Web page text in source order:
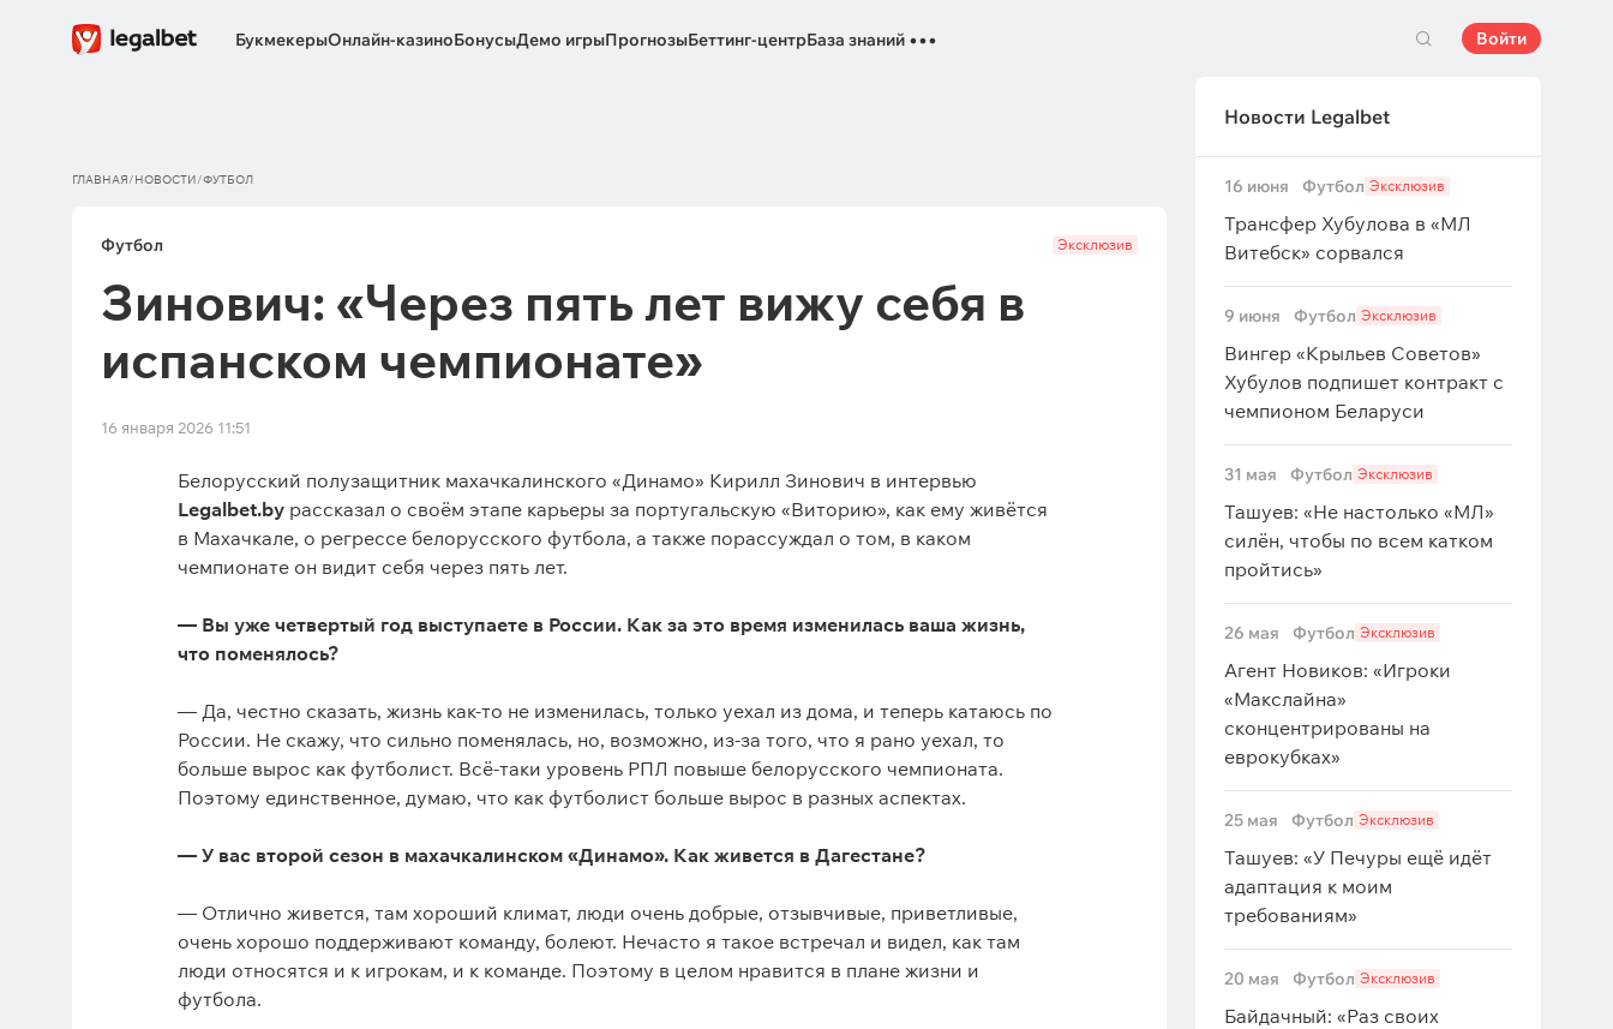
БукмекерыОнлайн-казиноБонусыДемо игрыПрогнозыБеттинг-центрБаза знаний ... Войти
ГЛАВНАЯ/НОВОСТИ/ФУТБОЛ
Футбол Эксклюзив
Зинович: «Через пять лет вижу себя в
испанском чемпионате»
16 января 2026 11:51
Белорусский полузащитник махачкалинского «Динамо» Кирилл Зинович в интервью
Legalbet.by рассказал о своём этапе карьеры за португальскую «Виторию», как ему живётся
в Махачкале, о регрессе белорусского футбола, а также порассуждал о том, в каком
чемпионате он видит себя через пять лет.
— Вы уже четвертый год выступаете в России. Как за это время изменилась ваша жизнь,
что поменялось?
— Да, честно сказать, жизнь как-то не изменилась, только уехал из дома, и теперь катаюсь по
России. Не скажу, что сильно поменялась, но, возможно, из-за того, что я рано уехал, то
больше вырос как футболист. Всё-таки уровень РПЛ повыше белорусского чемпионата.
Поэтому единственное, думаю, что как футболист больше вырос в разных аспектах.
— У вас второй сезон в махачкалинском «Динамо». Как живется в Дагестане?
— Отлично живется, там хороший климат, люди очень добрые, отзывчивые, приветливые,
очень хорошо поддерживают команду, болеют. Нечасто я такое встречал и видел, как там
люди относятся и к игрокам, и к команде. Поэтому в целом нравится в плане жизни и
футбола.
Новости Legalbet
16 июня Футбол Эксклюзив
Трансфер Хубулова в «МЛ
Витебск» сорвался
9 июня Футбол Эксклюзив
Вингер «Крыльев Советов»
Хубулов подпишет контракт с
чемпионом Беларуси
31 мая Футбол Эксклюзив
Ташуев: «Не настолько «МЛ»
силён, чтобы по всем катком
пройтись»
26 мая Футбол Эксклюзив
Агент Новиков: «Игроки
«Макслайна»
сконцентрированы на
еврокубках»
25 мая Футбол Эксклюзив
Ташуев: «У Печуры ещё идёт
адаптация к моим
требованиям»
20 мая Футбол Эксклюзив
Байдачный: «Раз своих